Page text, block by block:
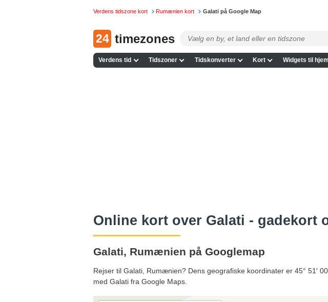
Verdens tidszone kort Rumænien kort Galati på Google Map
24 timezones
Verdens tid Tidszoner Tidskonverter Kort Widgets til
Online kort over Galati - gadekort
Galati, Rumænien på Googlemap
Rejser til Galati, Rumænien? Dens geografiske koordinater er 45° 51′
med Galati fra Google Maps.